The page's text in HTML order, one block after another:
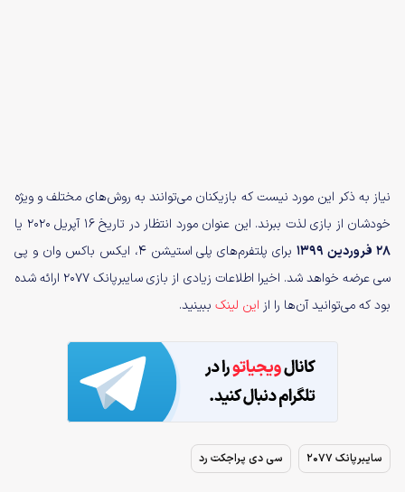
نیاز به ذکر این مورد نیست که بازیکنان می‌توانند به روش‌های مختلف و ویژه
خودشان از بازی لذت ببرند. این عنوان مورد انتظار در تاریخ ۱۶ آپریل ۲۰۲۰ یا
۲۸ فروردین ۱۳۹۹
برای پلتفرم‌های پلی استیشن 4، ایکس باکس وان و پی
سی عرضه خواهد شد. اخیرا اطلاعات زیادی از بازی سایبرپانک 2077 ارائه شده
بود که می‌توانید آن‌ها را از این لینک ببینید.
سایبرپانک 2077 سی دی پراجکت رد